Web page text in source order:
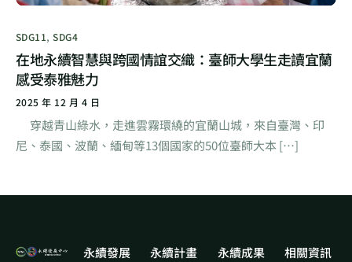
SDG11,SDG4
在地永續智慧與跨國情誼交織：臺師大學生走讀宜蘭
感受泰雅魅力
2025 年 12 月 4 日
穿越青山綠水，走進雲霧環繞的宜蘭山城，來自臺灣、印
尼、泰國、波蘭、緬甸等13個國家的50位臺師大本 […]
永續發展
永續計畫
永續成果
相關資訊